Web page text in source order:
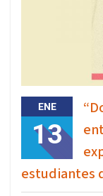
ENE
13
estudiantes